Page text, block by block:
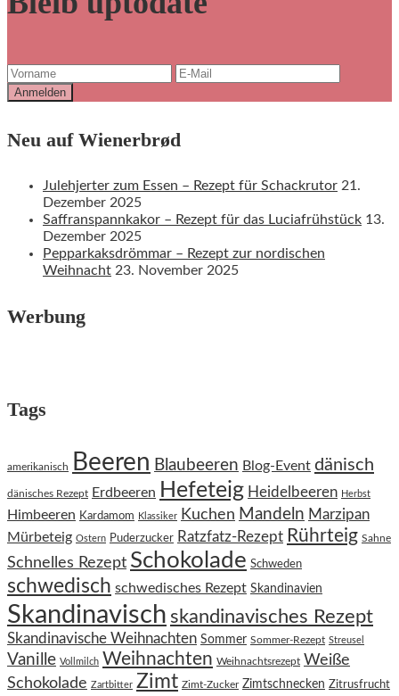
Neu auf Wienerbrød
Julehjerter zum Essen – Rezept für Schackrutor 21.
Dezember 2025
Saffranspannkakor – Rezept für das Luciafrühstück 13.
Dezember 2025
Pepparkaksdrömmar – Rezept zur nordischen
Weihnacht 23. November 2025
Werbung
Tags
amerikanisch Beeren Blaubeeren Blog-Event dänisch
dänisches Rezept Erdbeeren Hefeteig Heidelbeeren Herbst
Himbeeren Kardamom Klassiker Kuchen Mandeln Marzipan
Mürbeteig Ostern Puderzucker Ratzfatz-Rezept Rührteig Sahne
Schnelles Rezept Schokolade Schweden
schwedisch schwedisches Rezept Skandinavien
Skandinavisch skandinavisches Rezept
Skandinavische Weihnachten Sommer Sommer-Rezept Streusel
Vanille Vollmilch Weihnachten Weihnachtsrezept Weiße
Schokolade Zartbitter Zimt Zimt-Zucker Zimtschnecken Zitrusfrucht